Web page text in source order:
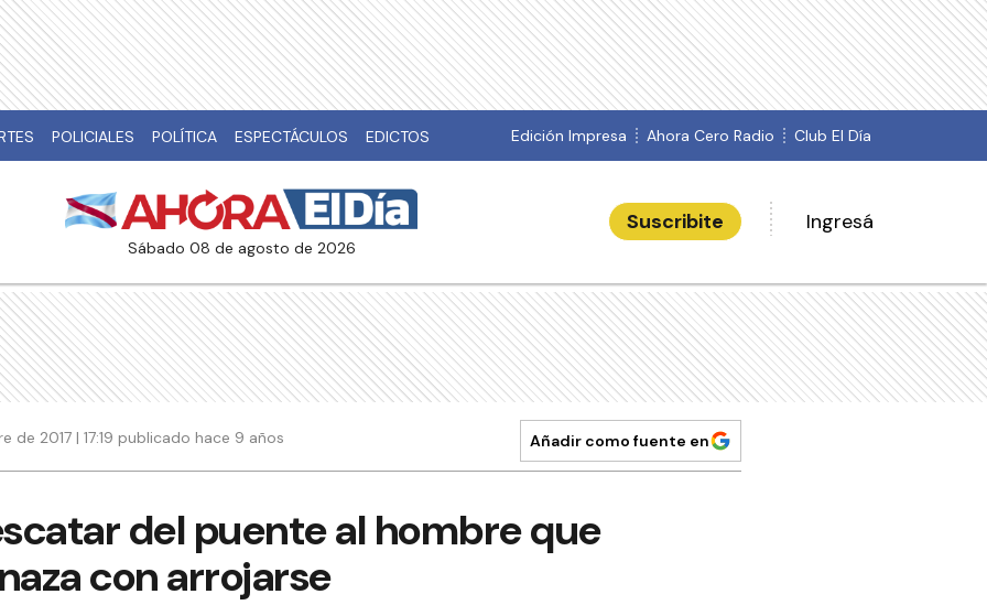
POLICIALES POLÍTICA ESPECTÁCULOS EDICTOS Edición Impresa Ahora Cero Radio Club El Día
sábado 08 de agosto de 2026
Suscribite Ingresá
de 2017 | 17:19 publicado hace 9 años Añadir como fuente en
del puente al hombre que
con arrojarse